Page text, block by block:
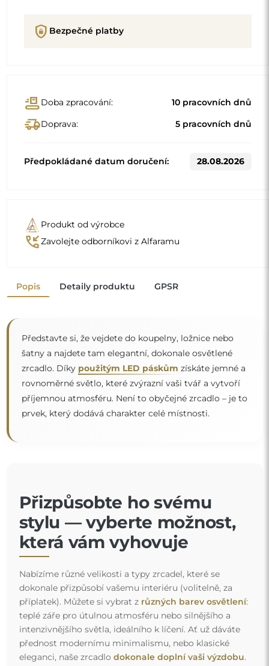
shield_lock Bezpečné platby
conveyor_beltDoba zpracování: 10 pracovních dnů
delivery_truck_speedDoprava: 5 pracovních dnů
Předpokládané datum doručení: 28.08.2026
Produkt od výrobce
phone_callbackZavolejte odborníkovi z Alfaramu
Popis Detaily produktu GPSR
Představte si, že vejdete do koupelny, ložnice nebo
šatny a najdete tam elegantní, dokonale osvětlené
zrcadlo. Díky použitým LED páskům získáte jemné a
rovnoměrné světlo, které zvýrazní vaši tvář a vytvoří
příjemnou atmosféru. Není to obyčejné zrcadlo – je to
prvek, který dodává charakter celé místnosti.
“
Přizpůsobte ho svému
stylu — vyberte možnost,
která vám vyhovuje
Nabízíme různé velikosti a typy zrcadel, které se
dokonale přizpůsobí vašemu interiéru (volitelně, za
příplatek). Můžete si vybrat z různých barev osvětlení:
teplé záře pro útulnou atmosféru nebo silnějšího a
intenzivnějšího světla, ideálního k líčení. Ať už dáváte
přednost modernímu minimalismu, nebo klasické
eleganci, naše zrcadlo dokonale doplní vaši výzdobu.